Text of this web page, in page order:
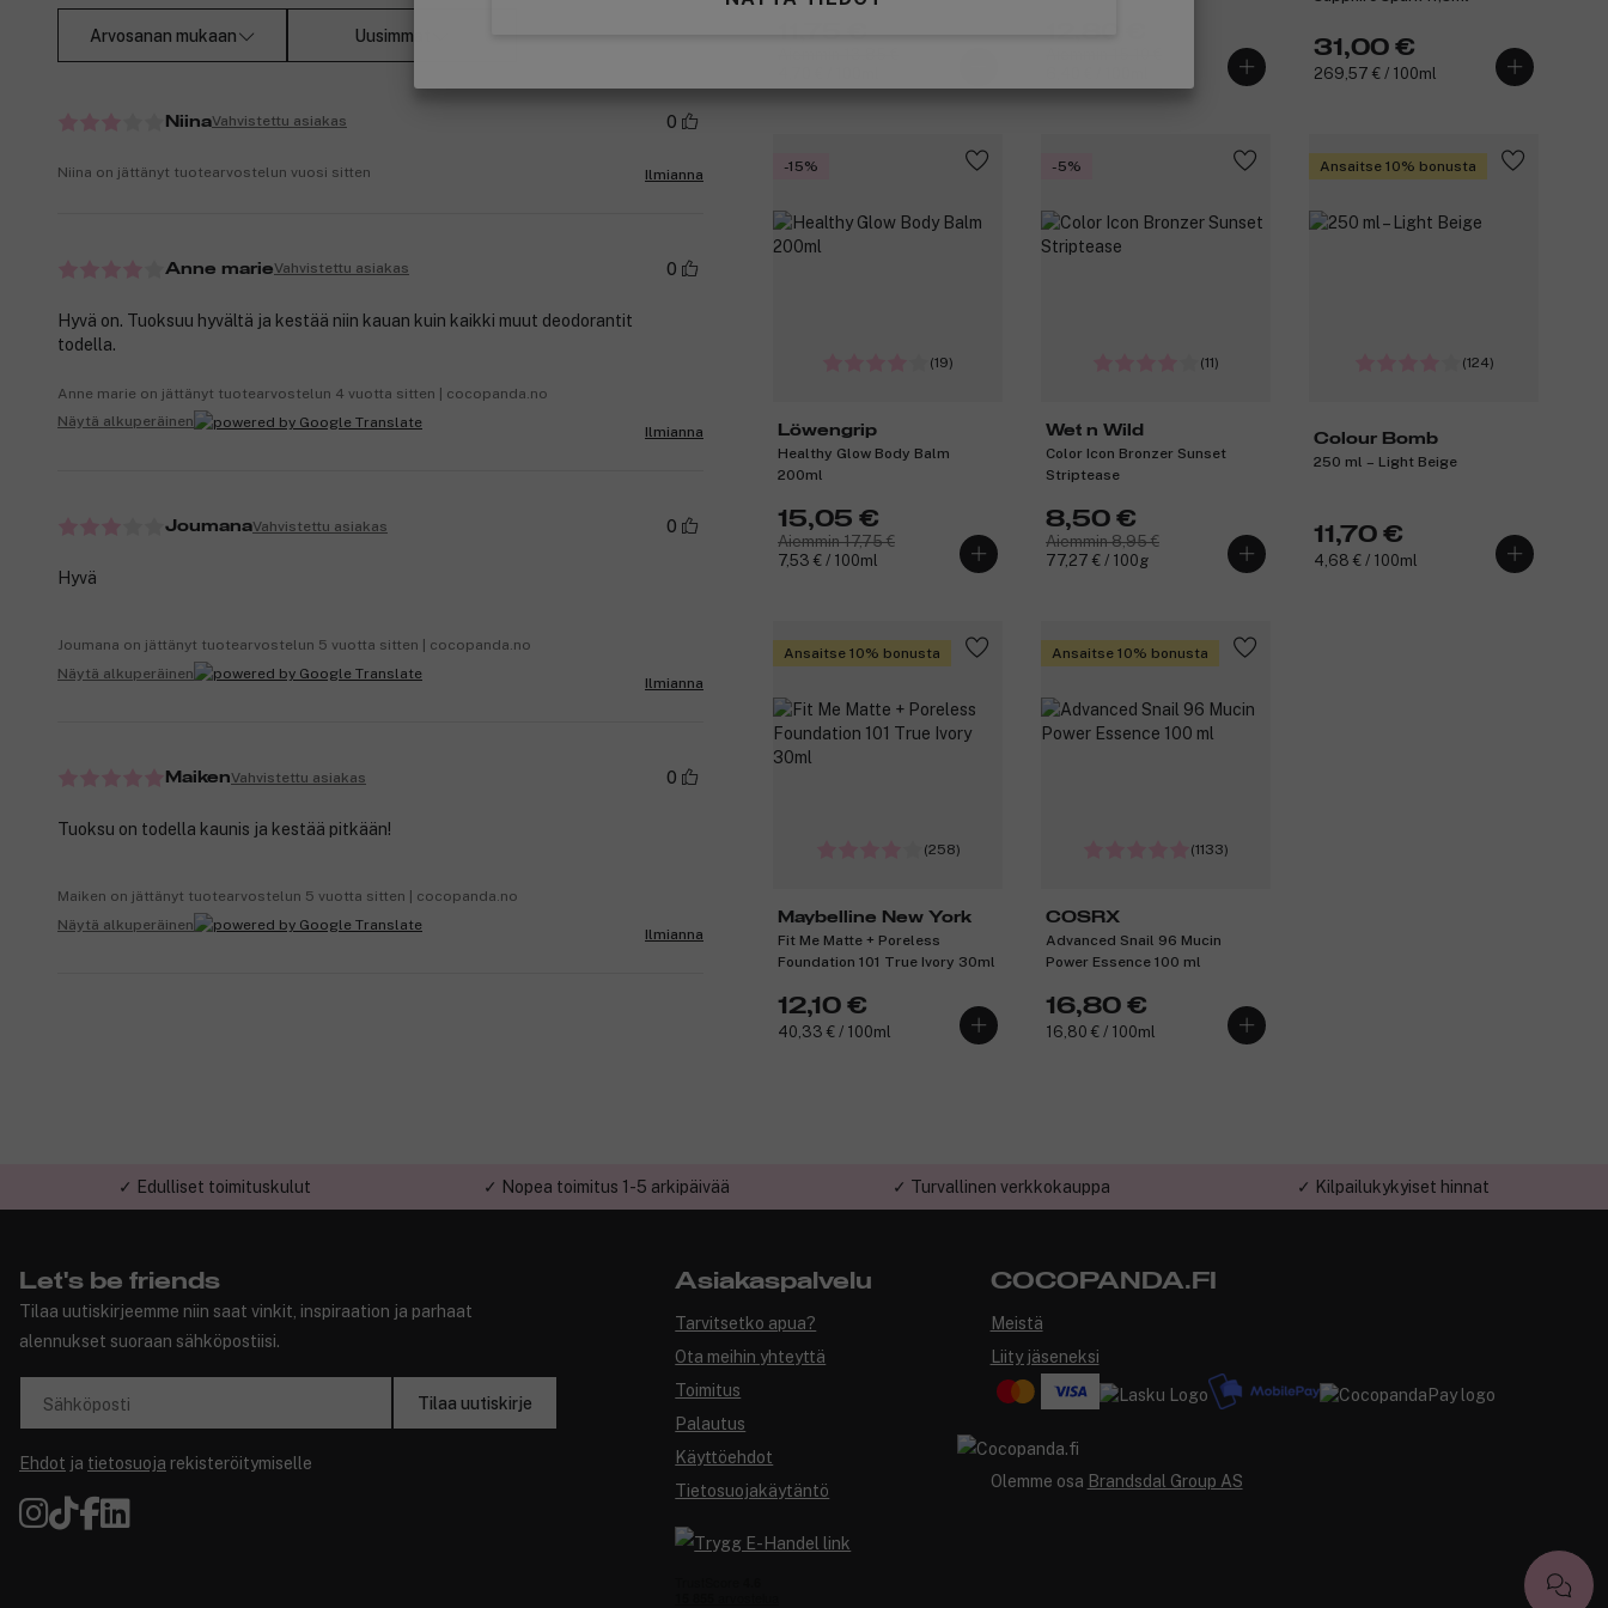
31,00 €
269,57 € / 100ml
-15%
(19)
Löwengrip
Healthy Glow Body Balm
200ml
15,05 €
Aiemmin 17,75 €
7,53 € / 100ml
-5%
(11)
Wet n Wild
Color Icon Bronzer Sunset
Striptease
8,50 €
Aiemmin 8,95 €
77,27 € / 100g
Ansaitse 10% bonusta
(124)
Colour Bomb
250 ml – Light Beige
11,70 €
4,68 € / 100ml
Ansaitse 10% bonusta
(258)
Maybelline New York
Fit Me Matte + Poreless
Foundation 101 True Ivory 30ml
12,10 €
40,33 € / 100ml
Ansaitse 10% bonusta
(1133)
COSRX
Advanced Snail 96 Mucin
Power Essence 100 ml
16,80 €
16,80 € / 100ml
Arvosanan mukaan Uusimmat
NiinaVahvistettu asiakas 0
Niina on jättänyt tuotearvostelun vuosi sitten Ilmianna
Anne marieVahvistettu asiakas 0
Hyvä on. Tuoksuu hyvältä ja kestää niin kauan kuin kaikki muut deodorantit
todella.
Anne marie on jättänyt tuotearvostelun 4 vuotta sitten | cocopanda.no
Näytä alkuperäinen
Ilmianna
JoumanaVahvistettu asiakas 0
Hyvä
Joumana on jättänyt tuotearvostelun 5 vuotta sitten | cocopanda.no
Näytä alkuperäinen
Ilmianna
MaikenVahvistettu asiakas 0
Tuoksu on todella kaunis ja kestää pitkään!
Maiken on jättänyt tuotearvostelun 5 vuotta sitten | cocopanda.no
Näytä alkuperäinen
Ilmianna
✓ Edulliset toimituskulut ✓ Nopea toimitus 1-5 arkipäivää ✓ Turvallinen verkkokauppa ✓ Kilpailukykyiset hinnat
Let's be friends
Tilaa uutiskirjeemme niin saat vinkit, inspiraation ja parhaat
alennukset suoraan sähköpostiisi.
Sähköposti Tilaa uutiskirje
Ehdot ja tietosuoja rekisteröitymiselle
Asiakaspalvelu
Tarvitsetko apua?
Ota meihin yhteyttä
Toimitus
Palautus
Käyttöehdot
Tietosuojakäytäntö
COCOPANDA.FI
Meistä
Liity jäseneksi
Olemme osa Brandsdal Group AS